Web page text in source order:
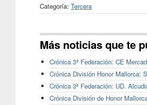
Categoría: Tercera
Más noticias que te
Crónica 3ª Federación: CE
Crónica División Honor Mallorca:
Crónica 3ª Federación: UD.
Crónica División de Honor